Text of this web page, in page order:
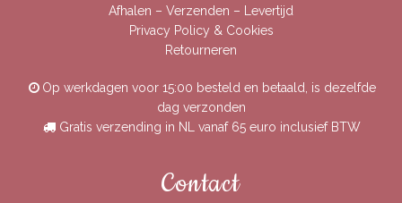
Afhalen – Verzenden – Levertijd
Privacy Policy & Cookies
Retourneren
Op werkdagen voor 15:00 besteld en betaald, is dezelfde
dag verzonden
Gratis verzending in NL vanaf 65 euro inclusief BTW
Contact